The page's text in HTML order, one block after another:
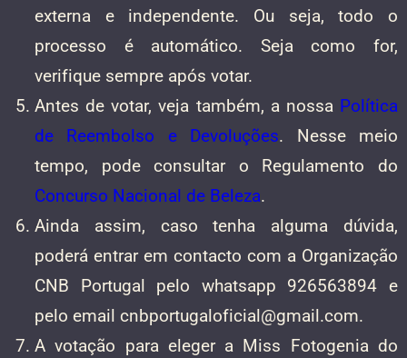
externa e independente. Ou seja, todo o
processo é automático. Seja como for,
verifique sempre após votar.
Antes de votar, veja também, a nossa Política
de Reembolso e Devoluções. Nesse meio
tempo, pode consultar o Regulamento do
Concurso Nacional de Beleza.
Ainda assim, caso tenha alguma dúvida,
poderá entrar em contacto com a Organização
CNB Portugal pelo whatsapp 926563894 e
pelo email cnbportugaloficial@gmail.com.
A votação para eleger a Miss Fotogenia do